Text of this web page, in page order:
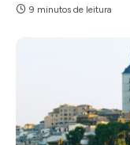
9 minutos de leitura